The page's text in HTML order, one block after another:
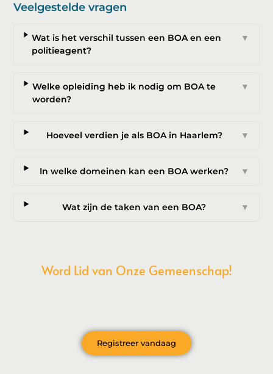
Veelgestelde vragen
Wat is het verschil tussen een BOA en een
politieagent?
▼
Welke opleiding heb ik nodig om BOA te
worden?
▼
Hoeveel verdien je als BOA in Haarlem? ▼
In welke domeinen kan een BOA werken? ▼
Wat zijn de taken van een BOA? ▼
Word Lid van Onze Gemeenschap!
Registreer vandaag